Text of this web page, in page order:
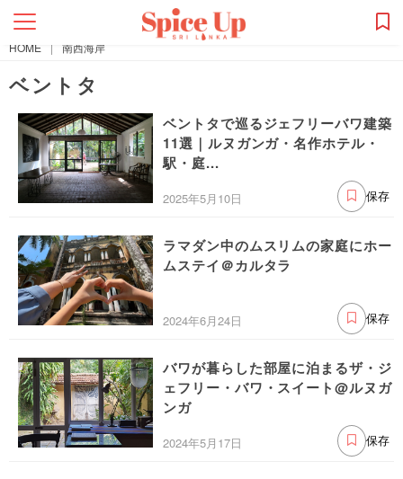
HOME | 南西海岸
ベントタ
ベントタで巡るジェフリーバワ建築
11選｜ルヌガンガ・名作ホテル・
駅・庭...
2025年5月10日 保存
ラマダン中のムスリムの家庭にホー
ムステイ＠カルタラ
2024年6月24日 保存
バワが暮らした部屋に泊まるザ・ジ
ェフリー・バワ・スイート@ルヌガ
ンガ
2024年5月17日 保存